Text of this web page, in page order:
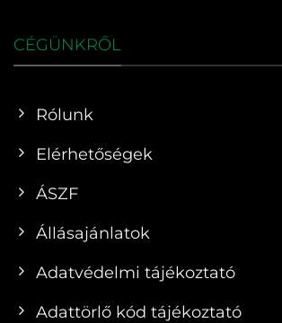
CÉGÜNKRŐL
Rólunk
Elérhetőségek
ÁSZF
Állásajánlatok
Adatvédelmi tájékoztató
Adattörlő kód tájékoztató